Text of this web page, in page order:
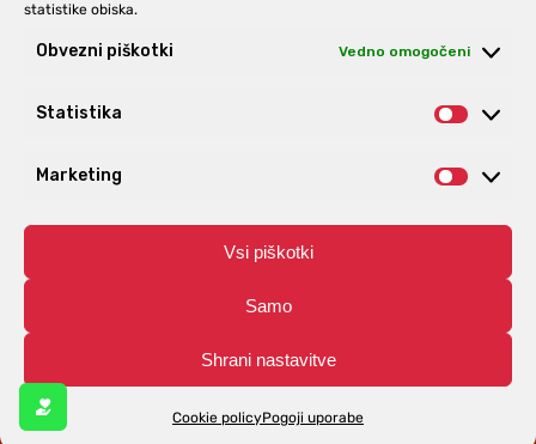
statistike obiska.
Obvezni piškotki Vedno omogočeni
Statistika
Marketing
Vsi piškotki
Samo
Shrani nastavitve
Cookie policyPogoji uporabe
© Aro | Vse pravice pridržane. | Izdelava spletnih trgovin
Spletnik.si